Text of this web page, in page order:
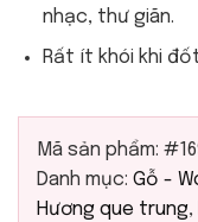
nhạc, thư giãn.
Rất ít khói khi
Mã sản phẩm:
Danh mục: Gỗ -
Hương que trung,